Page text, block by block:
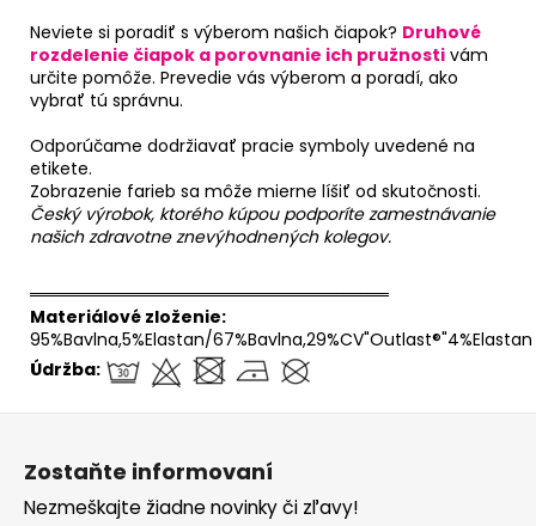
Neviete si poradiť s výberom našich čiapok? Druhové
rozdelenie čiapok a porovnanie ich pružnosti vám
určite pomôže. Prevedie vás výberom a poradí, ako
vybrať tú správnu.
Odporúčame dodržiavať pracie symboly uvedené na
etikete.
Zobrazenie farieb sa môže mierne líšiť od skutočnosti.
Český výrobok, ktorého kúpou podporíte zamestnávanie
našich zdravotne znevýhodnených kolegov.
══════════════════════════════
Materiálové zloženie:
95%Bavlna,5%Elastan/67%Bavlna,29%CV"Outlast®"4%Elastan
Údržba:
Zostaňte informovaní
Nezmeškajte žiadne novinky či zľavy!